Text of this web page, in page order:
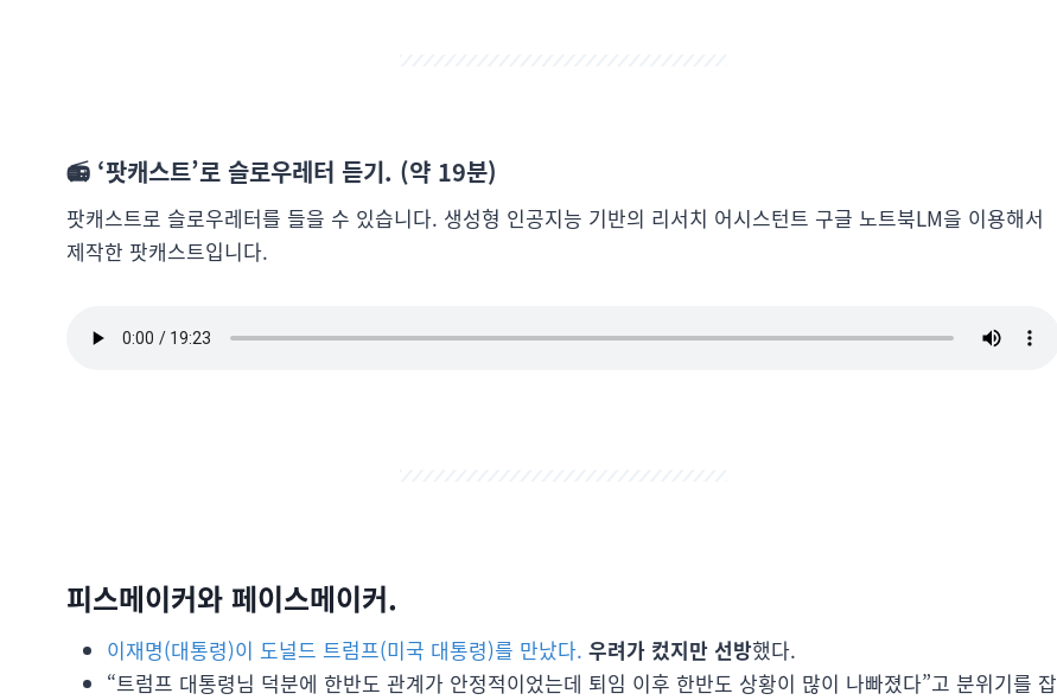
📻 ‘팟캐스트’로 슬로우레터 듣기. (약 19분)
팟캐스트로 슬로우레터를 들을 수 있습니다. 생성형 인공지능 기반의 리서치 어시스턴트 구글 노트북LM을 이용해서
제작한 팟캐스트입니다.
피스메이커와 페이스메이커.
이재명(대통령)이 도널드 트럼프(미국 대통령)를 만났다. 우려가 컸지만 선방했다.
“트럼프 대통령님 덕분에 한반도 관계가 안정적이었는데 퇴임 이후 한반도 상황이 많이 나빠졌다”고 분위기를 잡